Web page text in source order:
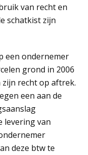
van recht en
schatkist zijn
een ondernemer
grond in 2006
recht op aftrek.
een aan de
levering van
deze btw te